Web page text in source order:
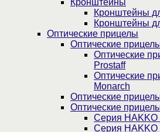
Кронштейны
Кронштейны
Оптические прицелы
Оптические
Оптические
Prostaff
Оптические
Monarch
Оптические
Оптические
Cерия HAKKO
Серия НAKKO